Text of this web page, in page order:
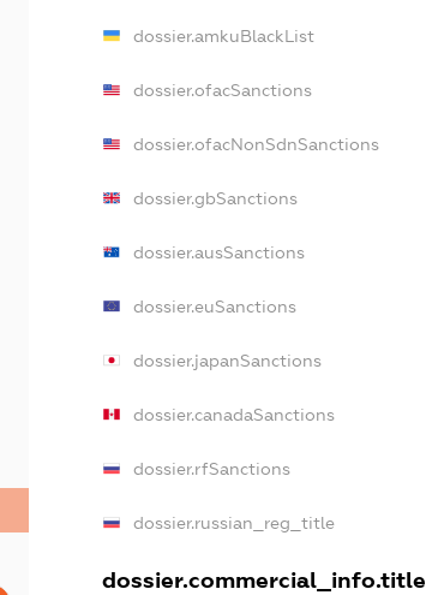
dossier.amkuBlackList
dossier.ofacSanctions
dossier.ofacNonSdnSanctions
dossier.gbSanctions
dossier.ausSanctions
dossier.euSanctions
dossier.japanSanctions
dossier.canadaSanctions
dossier.rfSanctions
dossier.russian_reg_title
dossier.commercial_info.title